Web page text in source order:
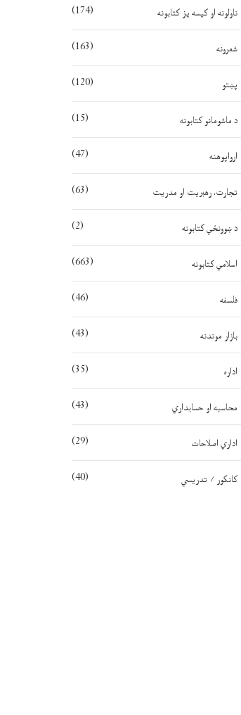
ناولونه او کيسه يز کتابونه (174)
شعرونه (163)
پښتو (120)
د ماشومانو کتابونه (15)
ارواپوهنه (47)
تجارت، رهبريت او مدريت (63)
د ښوونځي کتابونه (2)
اسلامي کتابونه (663)
فلسفه (46)
بازار موندنه (43)
اداره (35)
محاسبه او حسابداري (43)
اداري اصلاحات (29)
کانکور / تدریسي (40)